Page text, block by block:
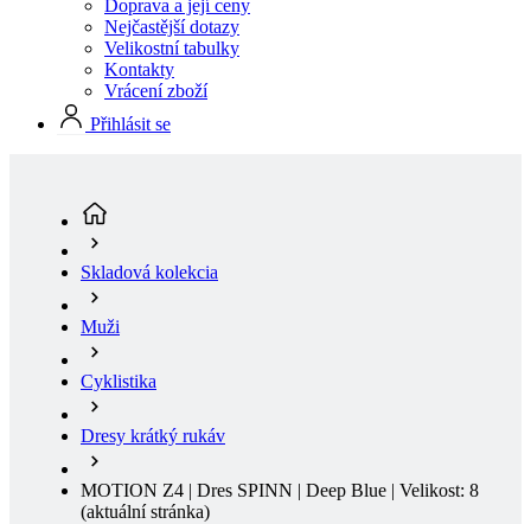
Přihlásit se
Muži
Cyklistika
Dresy krátký rukáv
MOTION Z4 | Dres SPINN | Deep Blue | Velikost: 8
(aktuální stránka)
SLEVA 10%
Klasický střih